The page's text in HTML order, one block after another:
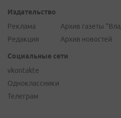
Издательство
Реклама
Редакция
Архив газеты
Архив новостей
Социальные сети
vkontakte
Одноклассники
Телеграм